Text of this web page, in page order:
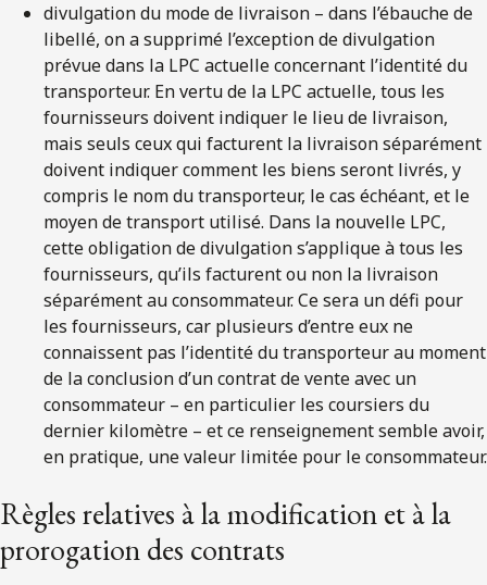
divulgation du mode de livraison – dans l’ébauche de
libellé, on a supprimé l’exception de divulgation
prévue dans la LPC actuelle concernant l’identité du
transporteur. En vertu de la LPC actuelle, tous les
fournisseurs doivent indiquer le lieu de livraison,
mais seuls ceux qui facturent la livraison séparément
doivent indiquer comment les biens seront livrés, y
compris le nom du transporteur, le cas échéant, et le
moyen de transport utilisé. Dans la nouvelle LPC,
cette obligation de divulgation s’applique à tous les
fournisseurs, qu’ils facturent ou non la livraison
séparément au consommateur. Ce sera un défi pour
les fournisseurs, car plusieurs d’entre eux ne
connaissent pas l’identité du transporteur au moment
de la conclusion d’un contrat de vente avec un
consommateur – en particulier les coursiers du
dernier kilomètre – et ce renseignement semble avoir,
en pratique, une valeur limitée pour le consommateur.
Règles relatives à la modification et à la
prorogation des contrats